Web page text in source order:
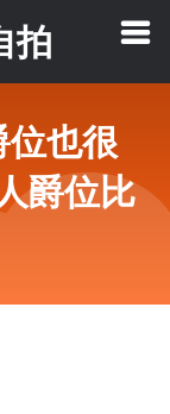
拍
也很
爵位比